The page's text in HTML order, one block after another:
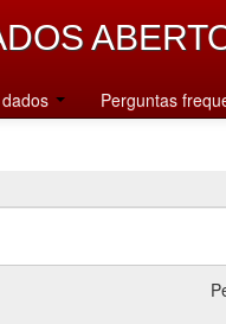
Perguntas